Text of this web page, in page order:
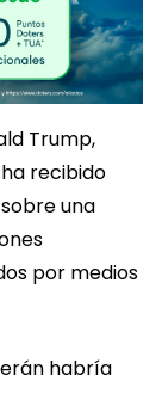
Trump,
recibido
una
por medios
habría